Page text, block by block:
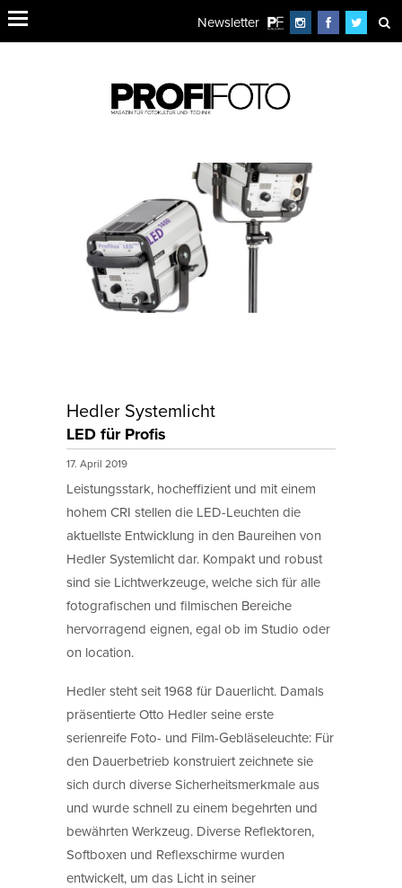
Newsletter
Hedler Systemlicht
LED für Profis
17. April 2019
Leistungsstark, hocheffizient und mit einem
hohem CRI stellen die LED-Leuchten die
aktuellste Entwicklung in den Baureihen von
Hedler Systemlicht dar. Kompakt und robust
sind sie Lichtwerkzeuge, welche sich für alle
fotografischen und filmischen Bereiche
hervorragend eignen, egal ob im Studio oder
on location.
Hedler steht seit 1968 für Dauerlicht. Damals
präsentierte Otto Hedler seine erste
serienreife Foto- und Film-Gebläseleuchte: Für
den Dauerbetrieb konstruiert zeichnete sie
sich durch diverse Sicherheitsmerkmale aus
und wurde schnell zu einem begehrten und
bewährten Werkzeug. Diverse Reflektoren,
Softboxen und Reflexschirme wurden
entwickelt, um das Licht in seiner